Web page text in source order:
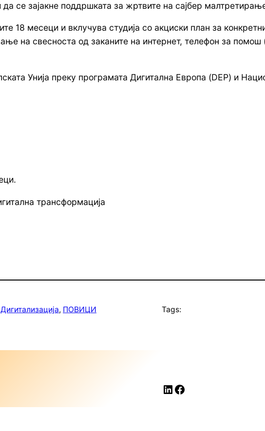
се зајакне поддршката за жртвите на сајбер
18 месеци и вклучува студија со акциски план за
на свесноста од заканите на интернет, телефон за
Унија преку програмата Дигитална Европа (DEP) и
трансформација
Дигитализација, ПОВИЦИ Tags:
LinkedIn
Facebook